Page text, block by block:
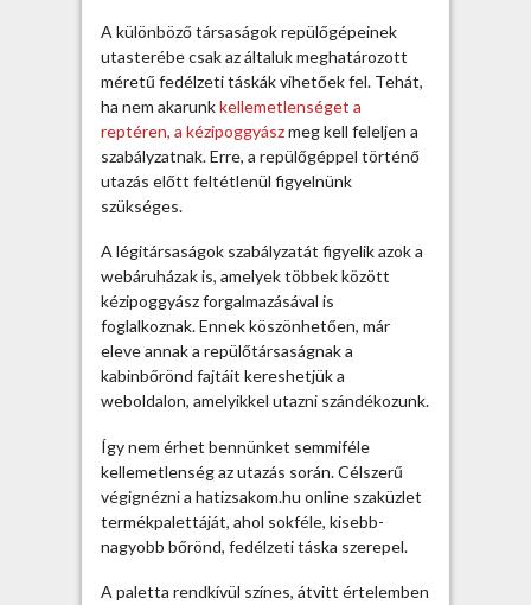
g
k
é
z
i
p
o
s
z
k
a
e
g
ó
r
i
b
A különböző társaságok repülőgépeinek
utasterébe csak az általuk meghatározott
méretű fedélzeti táskák vihetőek fel. Tehát,
ha nem akarunkkellemetlenséget a
reptéren, a kézipoggyászmeg kell feleljen a
szabályzatnak. Erre, a repülőgéppel történő
utazás előtt feltétlenül figyelnünk
szükséges.
A légitársaságok szabályzatát figyelik azok a
webáruházak is, amelyek többek között
kézipoggyász forgalmazásával is
foglalkoznak. Ennek köszönhetően, már
eleve annak a repülőtársaságnak a
kabinbőrönd fajtáit kereshetjük a
weboldalon, amelyikkel utazni szándékozunk.
Így nem érhet bennünket semmiféle
kellemetlenség az utazás során. Célszerű
végignézni a hatizsakom.hu online szaküzlet
termékpalettáját, ahol sokféle, kisebb-
nagyobb bőrönd, fedélzeti táska szerepel.
A paletta rendkívül színes, átvitt értelemben